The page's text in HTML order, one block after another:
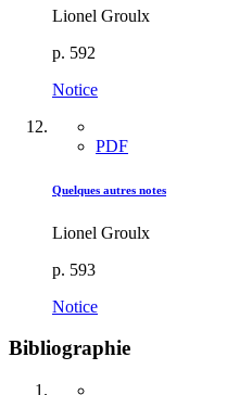
Lionel Groulx
p. 592
Notice
PDF
Quelques autres notes
Lionel Groulx
p. 593
Notice
Bibliographie